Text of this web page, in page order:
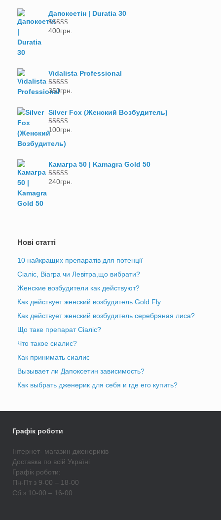
Дапоксетін | Duratia 30
Оцінено в
400грн.
Vidalista Professional
Оцінено в
350грн.
Silver Fox (Женский Возбудитель)
Оцінено в
5.00
100грн.
Камагра 50 | Kamagra Gold 50
Оцінено в
240грн.
Нові статті
10 найкращих препаратів для потенції
Сіаліс, Віагра чи Левітра,що вибрати?
Женские возбудители как действуют?
Как действует женский возбудитель Gold Fly
Как действует женский возбудитель серебряная лиса?
Що таке препарат Сіаліс?
Что такое сиалис?
Как принимать сиалис
Вызывает ли Дапоксетин зависимость?
Как выбрать дженерик для себя и где его купить?
Графік роботи
Інтернет- магазин дженериків
Доставка по всій Україні
Графік роботи:
Пн-Пт з 9-00 – 18-00
Сб з 10-00 – 16-00